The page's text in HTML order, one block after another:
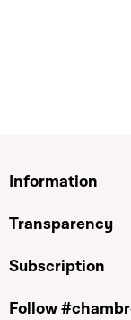
Information
Transparency
Subscription
Follow